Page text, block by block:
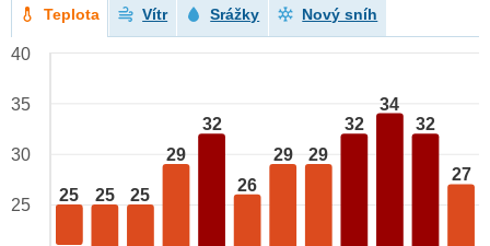
Teplota Vítr Srážky Nový sníh
25 25 25
29
32
26
29 29
32
34
32
27
40
35
30
25